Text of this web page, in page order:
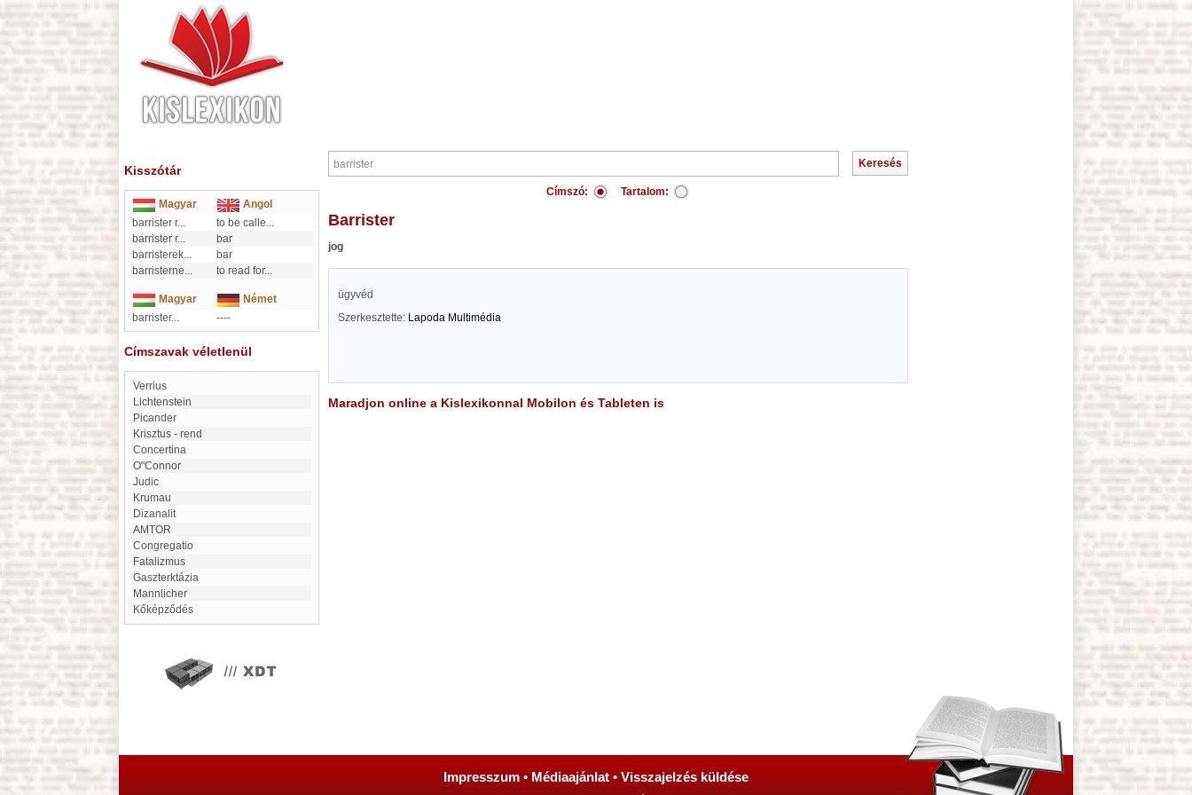
Kisszótár
Magyar
Angol
barrister r... to be calle...
barrister r...
bar
barristerek...
bar
barristerne... to read for...
Magyar
Német
barrister...
----
Címszavak véletlenül
Verrius
Lichtenstein
Picander
Krisztus - rend
Concertina
O"Connor
Judic
Krumau
Dizanalit
AMTOR
congregatio
fatalizmus
Gaszterktázia
mannlicher
Kőképződés
Címszó: Tartalom:
barrister
jog
ügyvéd
Szerkesztette: Lapoda Multimédia
Maradjon online a Kislexikonnal Mobilon és Tableten is
Impresszum • Médiaajánlat • Visszajelzés küldése